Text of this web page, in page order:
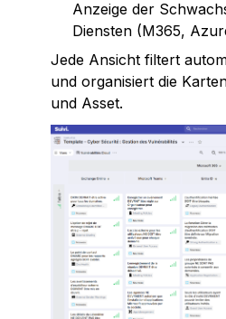
Anzeige der
Diensten (M365,
Jede Ansicht filtert
und organisiert die
und Asset.